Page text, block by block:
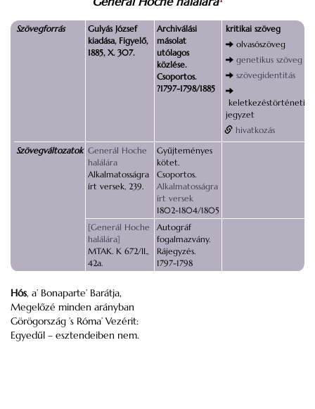
Szövegforrás
Gulyás József
kiadása, Figyelő,
1885, X. 307.
Archiválási
másolat
utólagos
közlése.
Csoportos.
?1797-1798/1885
kritikai szöveg
olvasószöveg
genetikus szöveg
szövegidentitás
keletkezéstörténeti
jegyzet
hivatkozás
Szövegváltozatok Generál Hoche
halálára
Alkalmatosságra
írt versek, 239.
Gyűjteményes
kötet.
Csoportos.
Alkalmatosságra
írt versek
1802-1804/1805
[Generál Hoche
halálára]
MTAK. K 672/II.,
42a.
Autográf
fogalmazvány.
Rájegyzés.
1797-1798
Hós, a’ Bonaparte’ Barátja,
Megelőzé minden arányban
Görögország ’s Róma’ Vezérit:
Egyedűl – esztendeiben nem.